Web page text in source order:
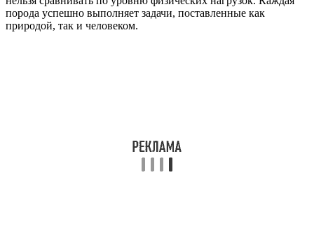
порода успешно выполняет задачи, поставленные как
природой, так и человеком.